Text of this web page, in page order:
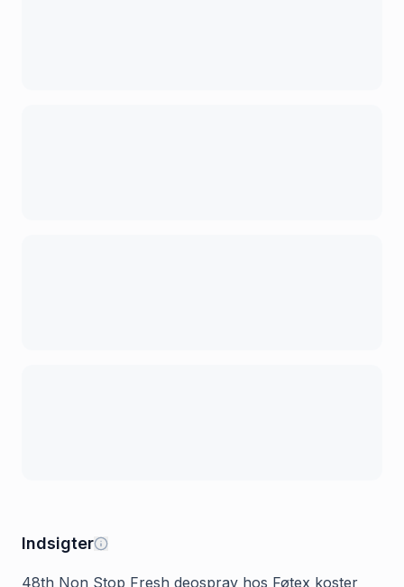
Indsigter
48th Non Stop Fresh deospray hos Føtex koster